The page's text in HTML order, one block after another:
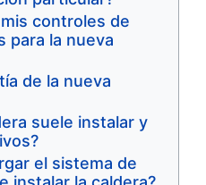
controles de
para la nueva
de la nueva
suele instalar y
el sistema de